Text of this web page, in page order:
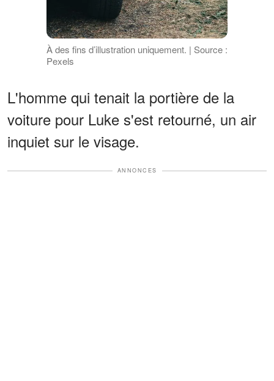
À des fins d’illustration uniquement. | Source :
Pexels
L'homme qui tenait la portière de la
voiture pour Luke s'est retourné, un air
inquiet sur le visage.
ANNONCES